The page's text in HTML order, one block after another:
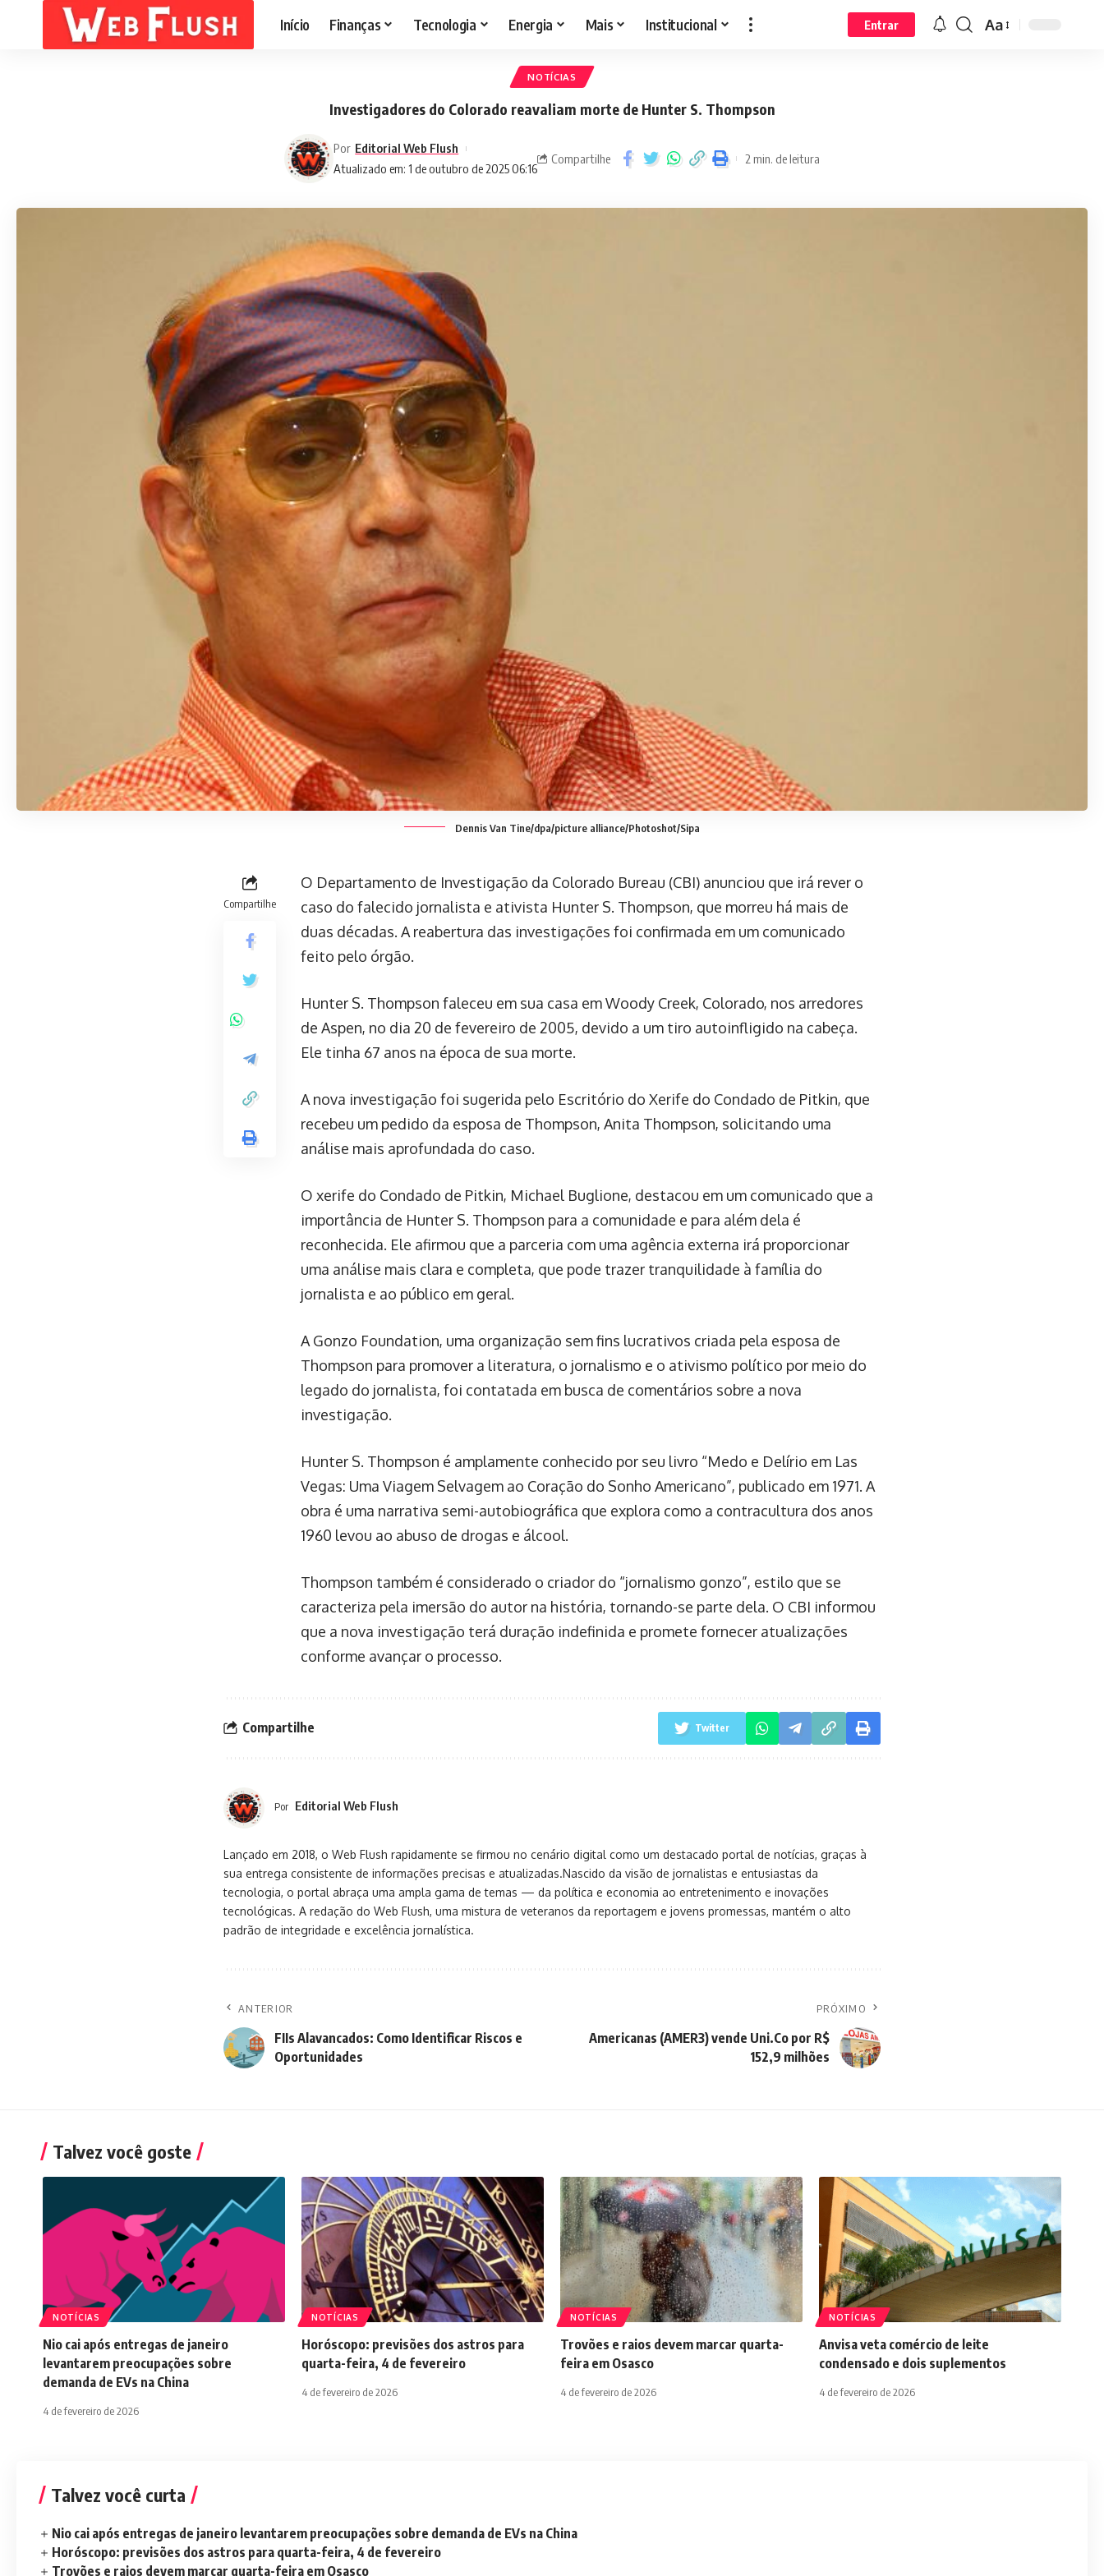
Início Finanças Tecnologia Energia Mais Institucional Entrar Aa
NOTÍCIAS
Investigadores do Colorado reavaliam morte de Hunter S. Thompson
Atualizado em: 1 de outubro de 2025 06:16
Por Editorial Web Flush
Compartilhe 2 min. de leitura
Dennis Van Tine/dpa/picture alliance/Photoshot/Sipa
Compartilhe
O Departamento de Investigação da Colorado Bureau (CBI) anunciou que irá rever o
caso do falecido jornalista e ativista Hunter S. Thompson, que morreu há mais de
duas décadas. A reabertura das investigações foi confirmada em um comunicado
feito pelo órgão.
Hunter S. Thompson faleceu em sua casa em Woody Creek, Colorado, nos arredores
de Aspen, no dia 20 de fevereiro de 2005, devido a um tiro autoinfligido na cabeça.
Ele tinha 67 anos na época de sua morte.
A nova investigação foi sugerida pelo Escritório do Xerife do Condado de Pitkin, que
recebeu um pedido da esposa de Thompson, Anita Thompson, solicitando uma
análise mais aprofundada do caso.
O xerife do Condado de Pitkin, Michael Buglione, destacou em um comunicado que a
importância de Hunter S. Thompson para a comunidade e para além dela é
reconhecida. Ele afirmou que a parceria com uma agência externa irá proporcionar
uma análise mais clara e completa, que pode trazer tranquilidade à família do
jornalista e ao público em geral.
A Gonzo Foundation, uma organização sem fins lucrativos criada pela esposa de
Thompson para promover a literatura, o jornalismo e o ativismo político por meio do
legado do jornalista, foi contatada em busca de comentários sobre a nova
investigação.
Hunter S. Thompson é amplamente conhecido por seu livro “Medo e Delírio em Las
Vegas: Uma Viagem Selvagem ao Coração do Sonho Americano”, publicado em 1971. A
obra é uma narrativa semi-autobiográfica que explora como a contracultura dos anos
1960 levou ao abuso de drogas e álcool.
Thompson também é considerado o criador do “jornalismo gonzo”, estilo que se
caracteriza pela imersão do autor na história, tornando-se parte dela. O CBI informou
que a nova investigação terá duração indefinida e promete fornecer atualizações
conforme avançar o processo.
Compartilhe Twitter
Por Editorial Web Flush
Lançado em 2018, o Web Flush rapidamente se firmou no cenário digital como um destacado portal de notícias, graças à
sua entrega consistente de informações precisas e atualizadas.Nascido da visão de jornalistas e entusiastas da
tecnologia, o portal abraça uma ampla gama de temas — da política e economia ao entretenimento e inovações
tecnológicas. A redação do Web Flush, uma mistura de veteranos da reportagem e jovens promessas, mantém o alto
padrão de integridade e excelência jornalística.
ANTERIOR
FIIs Alavancados: Como Identificar Riscos e
Oportunidades
PRÓXIMO
Americanas (AMER3) vende Uni.Co por R$
152,9 milhões
Talvez você goste
NOTÍCIAS
Nio cai após entregas de janeiro
levantarem preocupações sobre
demanda de EVs na China
4 de fevereiro de 2026
NOTÍCIAS
Horóscopo: previsões dos astros para
quarta-feira, 4 de fevereiro
4 de fevereiro de 2026
NOTÍCIAS
Trovões e raios devem marcar quarta-
feira em Osasco
4 de fevereiro de 2026
NOTÍCIAS
Anvisa veta comércio de leite
condensado e dois suplementos
4 de fevereiro de 2026
Talvez você curta
Nio cai após entregas de janeiro levantarem preocupações sobre demanda de EVs na China
Horóscopo: previsões dos astros para quarta-feira, 4 de fevereiro
Trovões e raios devem marcar quarta-feira em Osasco